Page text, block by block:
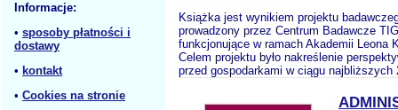
Informacje:
• sposoby płatności i
dostawy
• kontakt
• Cookies na stronie
Książka jest wynikiem projektu
prowadzony przez Centrum Badawcze
funkcjonujące w ramach Akademii Leona
Celem projektu było nakreślenie
przed gospodarkami w ciągu